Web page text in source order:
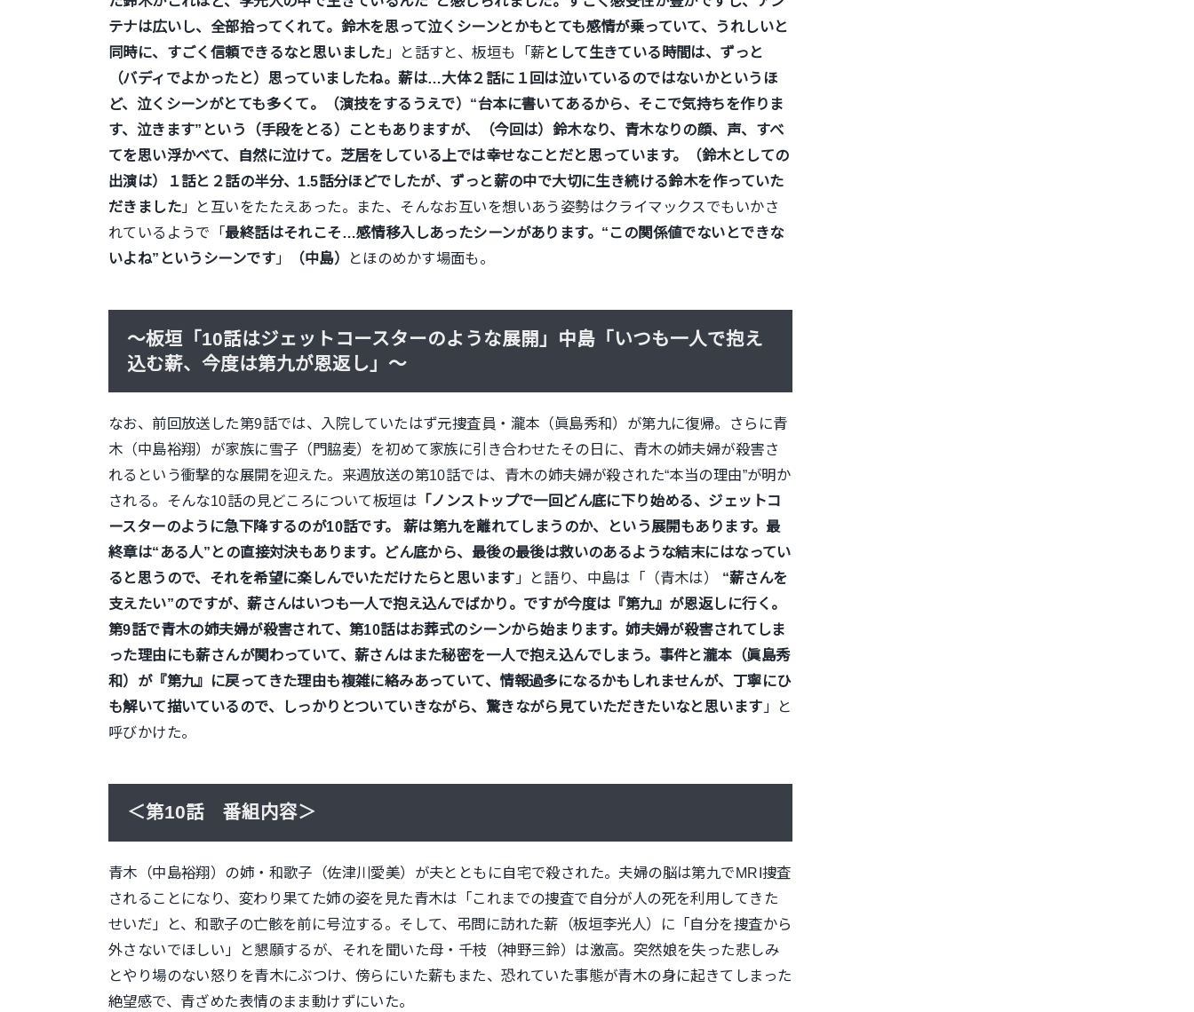
テナは広いし、全部拾ってくれて。鈴木を思って泣くシーンとかもとても感情が乗っていて、うれしいと
同時に、すごく信頼できるなと思いました 」と話すと、板垣も「薪として生きている時間は、ずっと
（バディでよかったと）思っていましたね。薪は…大体２話に１回は泣いているのではないかというほ
ど、泣くシーンがとても多くて。（演技をするうえで）“台本に書いてあるから、そこで気持ちを作りま
す、泣きます”という（手段をとる）こともありますが、（今回は）鈴木なり、青木なりの顔、声、すべ
てを思い浮かべて、自然に泣けて。芝居をしている上では幸せなことだと思っています。（鈴木としての
出演は）１話と２話の半分、1.5話分ほどでしたが、ずっと薪の中で大切に生き続ける鈴木を作っていた
だきました 」と互いをたたえあった。また、そんなお互いを想いあう姿勢はクライマックスでもいかさ
れているようで「最終話はそれこそ…感情移入しあったシーンがあります。“この関係値でないとできな
いよね”というシーンです」 （中島） とほのめかす場面も。
～板垣「10話はジェットコースターのような展開」中島「いつも一人で抱え
込む薪、今度は第九が恩返し」～
なお、前回放送した第9話では、入院していたはず元捜査員・瀧本（眞島秀和）が第九に復帰。さらに青
木（中島裕翔）が家族に雪子（門脇麦）を初めて家族に引き合わせたその日に、青木の姉夫婦が殺害さ
れるという衝撃的な展開を迎えた。来週放送の第10話では、青木の姉夫婦が殺された“本当の理由”が明か
される。そんな10話の見どころについて板垣は 「ノンストップで一回どん底に下り始める、ジェットコ
ースターのように急下降するのが10話です。 薪は第九を離れてしまうのか、という展開もあります。最
終章は“ある人”との直接対決もあります。どん底から、最後の最後は救いのあるような結末にはなってい
ると思うので、それを希望に楽しんでいただけたらと思います 」と語り、中島は「（青木は） “薪さんを
支えたい”のですが、薪さんはいつも一人で抱え込んでばかり。ですが今度は『第九』が恩返しに行く。
第9話で青木の姉夫婦が殺害されて、第10話はお葬式のシーンから始まります。姉夫婦が殺害されてしま
った理由にも薪さんが関わっていて、薪さんはまた秘密を一人で抱え込んでしまう。事件と瀧本（眞島秀
和）が『第九』に戻ってきた理由も複雑に絡みあっていて、情報過多になるかもしれませんが、丁寧にひ
も解いて描いているので、しっかりとついていきながら、驚きながら見ていただきたいなと思います 」と
呼びかけた。
＜第10話 番組内容＞
青木（中島裕翔）の姉・和歌子（佐津川愛美）が夫とともに自宅で殺された。夫婦の脳は第九でMRI捜査
されることになり、変わり果てた姉の姿を見た青木は「これまでの捜査で自分が人の死を利用してきた
せいだ」と、和歌子の亡骸を前に号泣する。そして、弔問に訪れた薪（板垣李光人）に「自分を捜査から
外さないでほしい」と懇願するが、それを聞いた母・千枝（神野三鈴）は激高。突然娘を失った悲しみ
とやり場のない怒りを青木にぶつけ、傍らにいた薪もまた、恐れていた事態が青木の身に起きてしまった
絶望感で、青ざめた表情のまま動けずにいた。